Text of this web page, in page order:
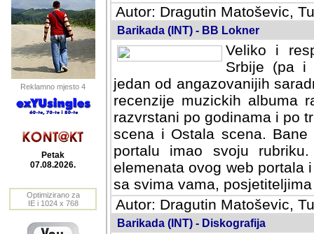
Reklamno mjesto 4
Petak
07.08.2026.
Optimizirano za
IE i 1024 x 768
Autor: Dragutin Matoševic,
Barikada (INT) - BB Lokner
Veliko i
Srbije (pa i
jedan od angazovanijih
recenzije muzickih albuma
razvrstani po godinama i po
scena i Ostala scena.
portalu imao svoju
elemenata ovog web portala
sa svima vama,
Autor: Dragutin Matoševic,
Barikada (INT) - Diskografija